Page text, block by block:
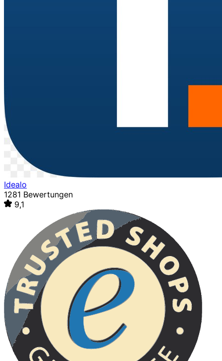
Idealo
1281 Bewertungen
9,1